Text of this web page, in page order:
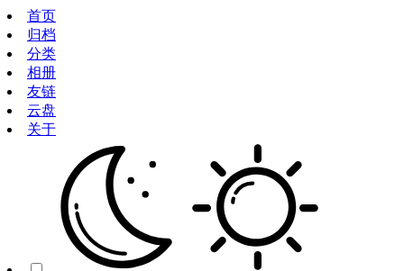
首页
归档
分类
相册
友链
云盘
关于